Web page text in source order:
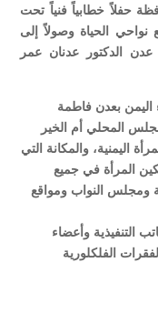
حفلاً خطابياً فنياً تحت
الحياة وصولاً إلى
الدكتور عدنان عمر
اليمن بعدن فاطمة
المحلي أم الخير
اليمنية، والمكانة التي
المرأة في جميع
ومجلس النواب ومواقع
التنفيذية وأعضاء
الفلكلورية